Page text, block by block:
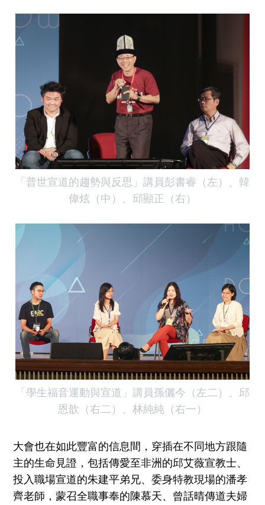
「普世宣道的趨勢與反思」講員彭書睿（左）、韓
偉炫（中）、邱顯正（右）
「學生福音運動與宣道」講員孫儷今（左二）、邱
恩歆（右二）、林純純（右一）
大會也在如此豐富的信息間，穿插在不同地方跟隨
主的生命見證，包括傳愛至非洲的邱艾薇宣教士、
投入職場宣道的朱建平弟兄、委身特教現場的潘孝
齊老師，蒙召全職事奉的陳慕天、曾話晴傳道夫婦